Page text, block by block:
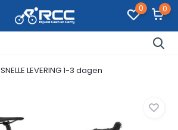
0 0
SNELLE LEVERING 1-3 dagen